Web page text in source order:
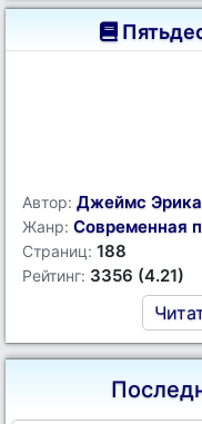
Автор: Джеймс
Жанр: Современная
Страниц: 188
Рейтинг: 3356 (4.21)